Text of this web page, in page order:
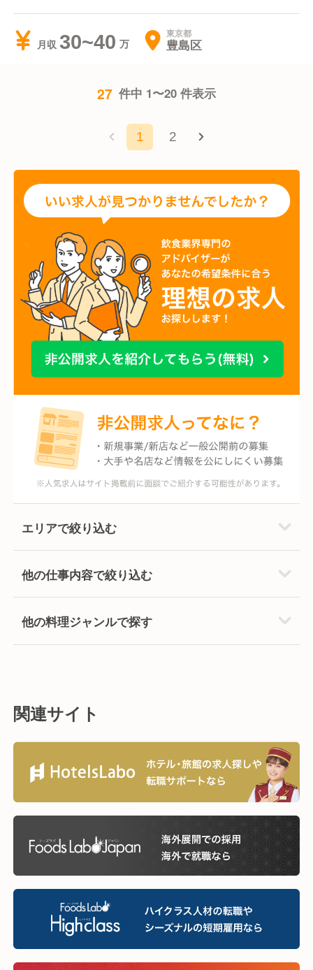
月収 30~40 東京都
豊島区
27 件中 1〜20 件表示
1 2
エリアで絞り込む
他の仕事内容で絞り込む
他の料理ジャンルで探す
関連サイト